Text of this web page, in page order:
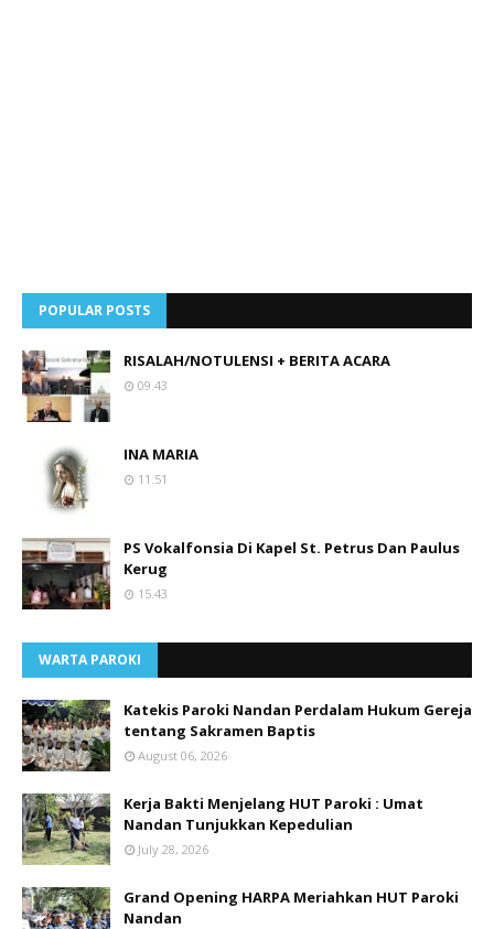
POPULAR POSTS
RISALAH/NOTULENSI + BERITA ACARA
09.43
INA MARIA
11.51
PS Vokalfonsia Di Kapel St. Petrus Dan Paulus
Kerug
15.43
WARTA PAROKI
Katekis Paroki Nandan Perdalam Hukum Gereja
tentang Sakramen Baptis
August 06, 2026
Kerja Bakti Menjelang HUT Paroki : Umat
Nandan Tunjukkan Kepedulian
July 28, 2026
Grand Opening HARPA Meriahkan HUT Paroki
Nandan